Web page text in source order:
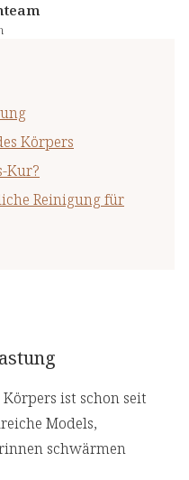
Körpers
Kur?
Reinigung für
ist schon seit
Models,
schwärmen